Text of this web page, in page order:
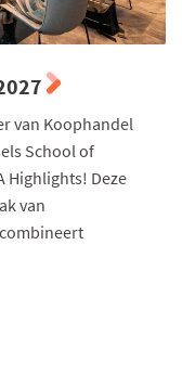
van Koophandel
School of
Highlights! Deze
van